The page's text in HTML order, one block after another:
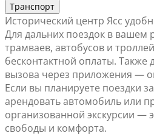
Транспорт
Исторический центр Ясс
Для дальних поездок в вашем
трамваев, автобусов и
бесконтактной оплаты. Также
вызова через приложения —
Если вы планируете поездки
арендовать автомобиль или
организованной экскурсии —
свободы и комфорта.